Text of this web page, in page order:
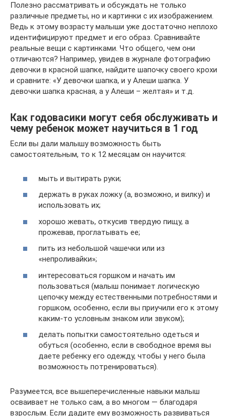
Полезно рассматривать и обсуждать не только
различные предметы, но и картинки с их изображением.
Ведь к этому возрасту малыши уже достаточно неплохо
идентифицируют предмет и его образ. Сравнивайте
реальные вещи с картинками. Что общего, чем они
отличаются? Например, увидев в журнале фотографию
девочки в красной шапке, найдите шапочку своего крохи
и сравните: «У девочки шапка, и у Алеши шапка. У
девочки шапка красная, а у Алеши – желтая» и т.д.
Как годовасики могут себя обслуживать и
чему ребенок может научиться в 1 год
Если вы дали малышу возможность быть
самостоятельным, то к 12 месяцам он научится:
мыть и вытирать руки;
держать в руках ложку (а, возможно, и вилку) и
использовать их;
хорошо жевать, откусив твердую пищу, а
прожевав, проглатывать ее;
пить из небольшой чашечки или из
«непроливайки»;
интересоваться горшком и начать им
пользоваться (малыш понимает логическую
цепочку между естественными потребностями и
горшком, особенно, если вы приучили его к этому
каким-то условным знаком или звуком);
делать попытки самостоятельно одеться и
обуться (особенно, если в свободное время вы
даете ребенку его одежду, чтобы у него была
возможность потренироваться).
Разумеется, все вышеперечисленные навыки малыш
осваивает не только сам, а во многом — благодаря
взрослым. Если дадите ему возможность развиваться